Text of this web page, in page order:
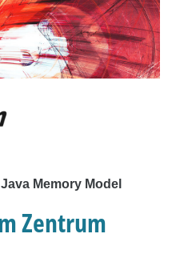
Memory Model
Zentrum